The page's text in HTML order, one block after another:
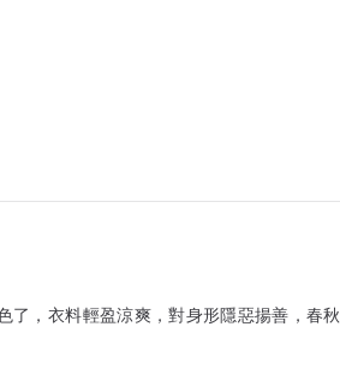
了，衣料輕盈涼爽，對身形隱惡揚善，春秋